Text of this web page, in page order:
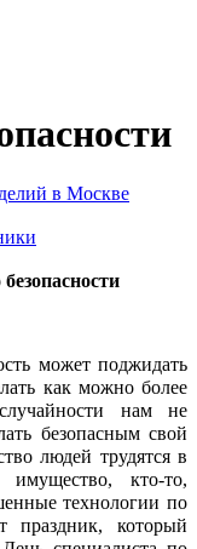
в Москве
может поджидать
как можно более
нам не
безопасным свой
людей трудятся в
кто-то,
технологии по
праздник, который